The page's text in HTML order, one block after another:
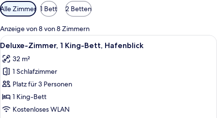
Verfügbare
Filter
für
Zimmer
Alle Zimmer 1 Bett 2 Betten
Anzeige von 8 von 8 Zimmern
Alle
Fotos
für
Deluxe-
Zimmer,
1 King-
Bett,
Ein Hotelzimmer mit einem großen
10
Deluxe-Zimmer, 1 King-Bett, Hafenblick
32 m²
1 Schlafzimmer
Platz für 3 Personen
1 King-Bett
Kostenloses WLAN